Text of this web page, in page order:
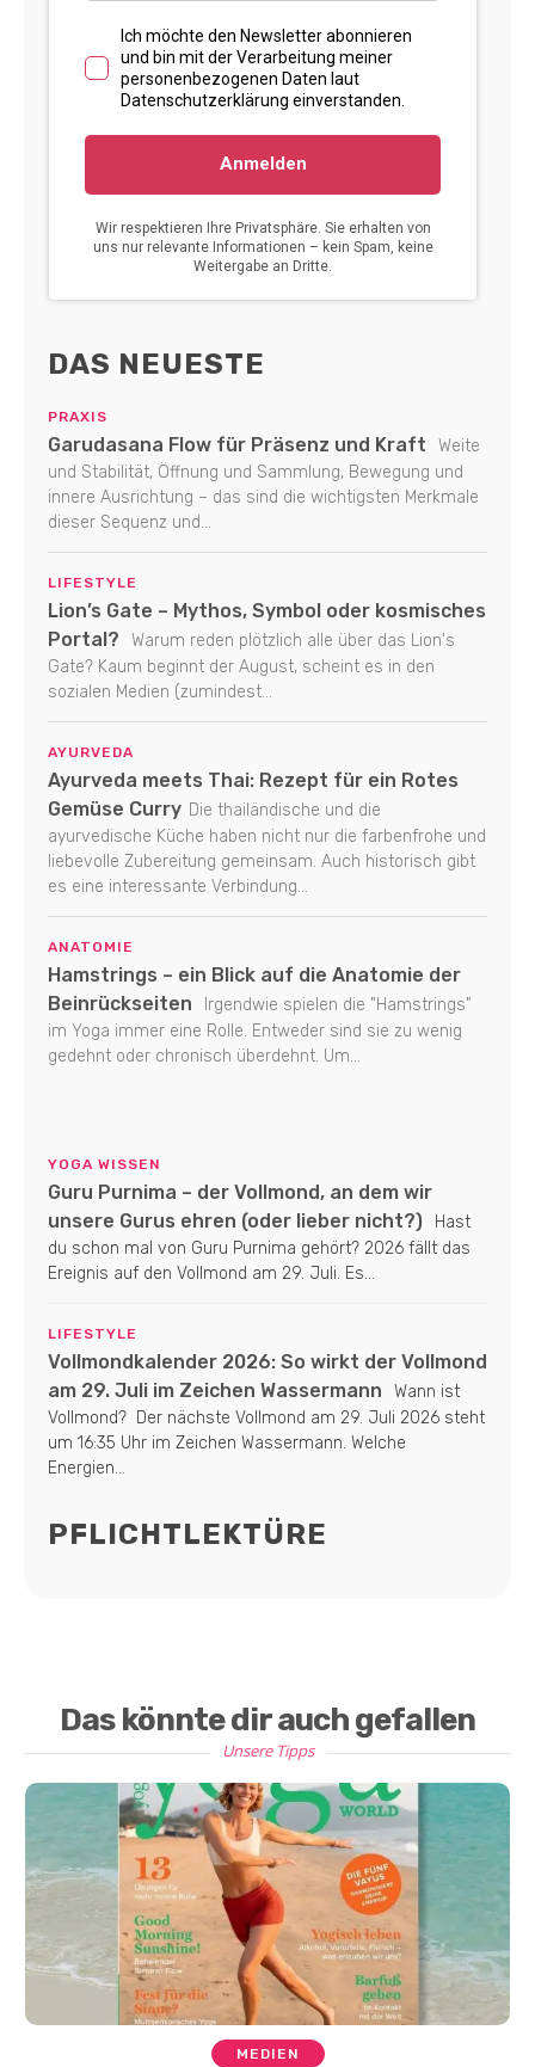
DAS NEUESTE
PRAXIS
Garudasana Flow für Präsenz und Kraft
Weite
und Stabilität, Öffnung und Sammlung, Bewegung und
innere Ausrichtung – das sind die wichtigsten Merkmale
dieser Sequenz und...
LIFESTYLE
Lion’s Gate – Mythos, Symbol oder kosmisches
Portal?
Warum reden plötzlich alle über das Lion's
Gate? Kaum beginnt der August, scheint es in den
sozialen Medien (zumindest...
AYURVEDA
Ayurveda meets Thai: Rezept für ein Rotes
Gemüse Curry Die thailändische und die
ayurvedische Küche haben nicht nur die farbenfrohe und
liebevolle Zubereitung gemeinsam. Auch historisch gibt
es eine interessante Verbindung...
ANATOMIE
Hamstrings – ein Blick auf die Anatomie der
Beinrückseiten
Irgendwie spielen die "Hamstrings"
im Yoga immer eine Rolle. Entweder sind sie zu wenig
gedehnt oder chronisch überdehnt. Um...
YOGA WISSEN
Guru Purnima – der Vollmond, an dem wir
unsere Gurus ehren (oder lieber nicht?)
Hast
du schon mal von Guru Purnima gehört? 2026 fällt das
Ereignis auf den Vollmond am 29. Juli. Es...
LIFESTYLE
Vollmondkalender 2026: So wirkt der Vollmond
am 29. Juli im Zeichen Wassermann
Wann ist
Vollmond? Der nächste Vollmond am 29. Juli 2026 steht
um 16:35 Uhr im Zeichen Wassermann. Welche
Energien...
PFLICHTLEKTÜRE
Das könnte dir auch gefallen
Unsere Tipps
MEDIEN